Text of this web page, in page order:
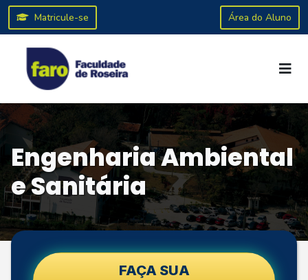
Matricule-se Área do Aluno
Engenharia Ambiental
e Sanitária
FAÇA SUA